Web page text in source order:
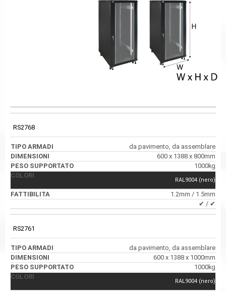
PESO
SUPPORTATO
RS2768
da pavimento, da assemblare
600 x 1388 x 800mm
1000kg
RAL9004 (nero)
1.2mm / 1.5mm
✔ / ✔
RS2761
da pavimento, da assemblare
600 x 1388 x 1000mm
1000kg
RAL9004 (nero)